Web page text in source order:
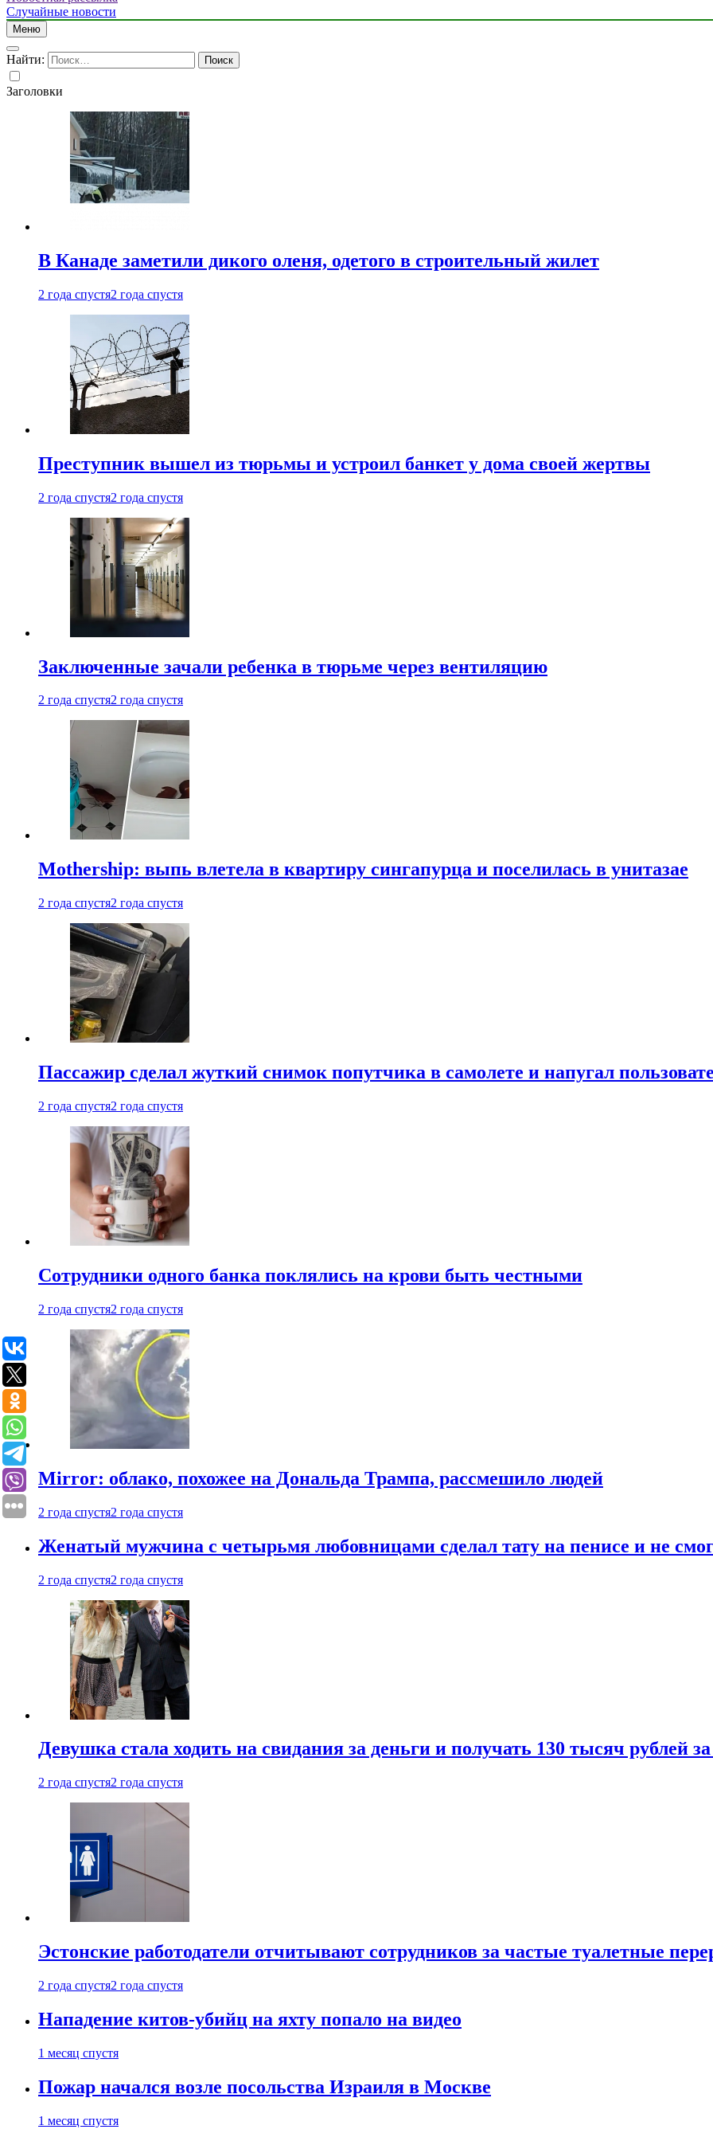
Случайные новости
Меню
Найти:
Заголовки
В Канаде заметили дикого оленя, одетого в строительный жилет
2 года спустя2 года спустя
Преступник вышел из тюрьмы и устроил банкет у дома своей жертвы
2 года спустя2 года спустя
Заключенные зачали ребенка в тюрьме через вентиляцию
2 года спустя2 года спустя
Mothership: выпь влетела в квартиру сингапурца и поселилась в унитазае
2 года спустя2 года спустя
Пассажир сделал жуткий снимок попутчика в самолете и напугал
2 года спустя2 года спустя
Сотрудники одного банка поклялись на крови быть честными
2 года спустя2 года спустя
Mirror: облако, похожее на Дональда Трампа, рассмешило людей
2 года спустя2 года спустя
Женатый мужчина с четырьмя любовницами сделал тату на пенисе и не
2 года спустя2 года спустя
Девушка стала ходить на свидания за деньги и получать 130 тысяч рублей
2 года спустя2 года спустя
Эстонские работодатели отчитывают сотрудников за частые туалетные
2 года спустя2 года спустя
Нападение китов-убийц на яхту попало на видео
1 месяц спустя
Пожар начался возле посольства Израиля в Москве
1 месяц спустя